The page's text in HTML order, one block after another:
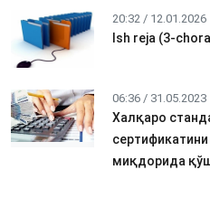
20:32 / 12.01.2026
Ish reja (3-
06:36 / 31.05.2023
Халқаро
миқдорида